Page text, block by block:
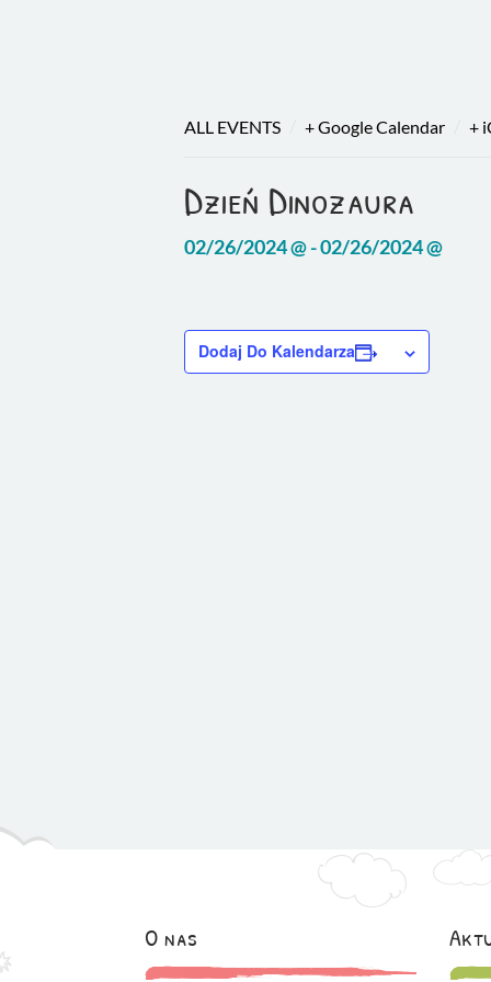
ALL EVENTS + Google Calendar +
Dzień Dinozaura
02/26/2024 @ - 02/26/2024 @
Dodaj Do Kalendarza
O nas